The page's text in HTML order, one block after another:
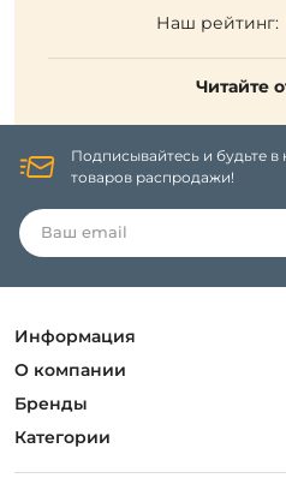
Наш рейтинг:
Читайте
Подписывайтесь и будьте в
товаров распродажи!
Информация
Политика конфиденциальности
Гарантия
Оплата и доставка
О компании
О компании
Контакты
Бренды
Artelamp
Категории
Люстры